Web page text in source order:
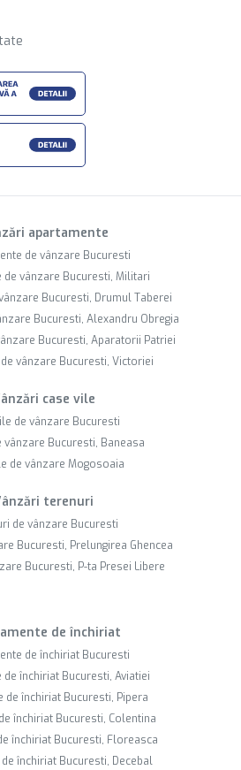
apartamente
de vânzare Bucuresti
de vânzare Bucuresti, Militari
Bucuresti, Drumul Taberei
Bucuresti, Alexandru Obregia
Bucuresti, Aparatorii Patriei
vânzare Bucuresti, Victoriei
case vile
de vânzare Bucuresti
vânzare Bucuresti, Baneasa
de vânzare Mogosoaia
terenuri
de vânzare Bucuresti
Bucuresti, Prelungirea Ghencea
Bucuresti, P-ta Presei Libere
de închiriat
de închiriat Bucuresti
închiriat Bucuresti, Aviatiei
de închiriat Bucuresti, Pipera
închiriat Bucuresti, Colentina
închiriat Bucuresti, Floreasca
închiriat Bucuresti, Decebal